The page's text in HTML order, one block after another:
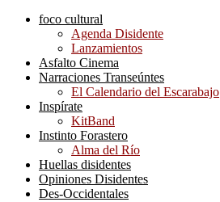
foco cultural
Agenda Disidente
Lanzamientos
Asfalto Cinema
Narraciones Transeúntes
El Calendario del Escarabajo
Inspírate
KitBand
Instinto Forastero
Alma del Río
Huellas disidentes
Opiniones Disidentes
Des-Occidentales